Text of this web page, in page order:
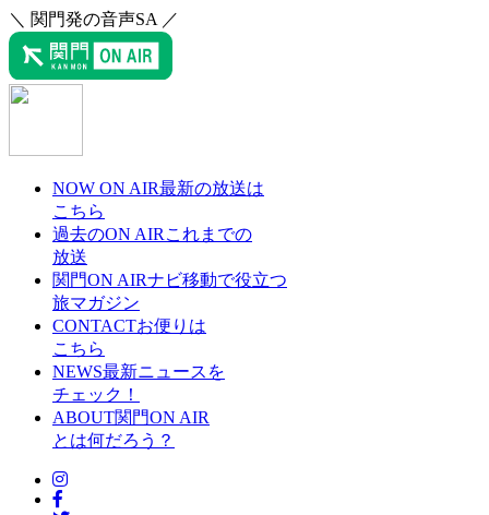
＼ 関門発の音声SA ／
NOW ON AIR最新の放送は
こちら
過去のON AIR これまでの
放送
関門ON AIRナビ移動で役立つ
旅マガジン
CONTACTお便りは
こちら
NEWS最新ニュースを
チェック！
ABOUT関門ON AIR
とは何だろう？